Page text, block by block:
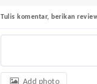
Tulis komentar, berikan
Add photo